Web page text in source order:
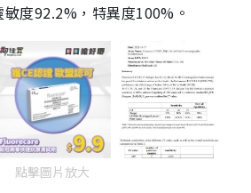
度92.2%，特異度100%。
點擊圖片放大